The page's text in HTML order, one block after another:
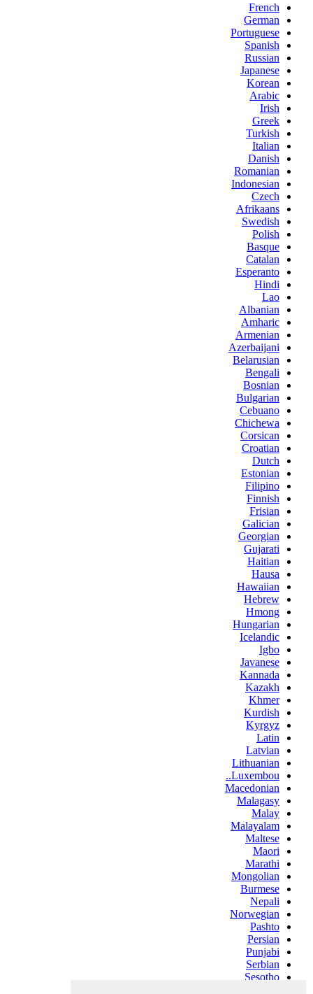
French
German
Portuguese
Spanish
Russian
Japanese
Korean
Arabic
Irish
Greek
Turkish
Italian
Danish
Romanian
Indonesian
Czech
Afrikaans
Swedish
Polish
Basque
Catalan
Esperanto
Hindi
Lao
Albanian
Amharic
Armenian
Azerbaijani
Belarusian
Bengali
Bosnian
Bulgarian
Cebuano
Chichewa
Corsican
Croatian
Dutch
Estonian
Filipino
Finnish
Frisian
Galician
Georgian
Gujarati
Haitian
Hausa
Hawaiian
Hebrew
Hmong
Hungarian
Icelandic
Igbo
Javanese
Kannada
Kazakh
Khmer
Kurdish
Kyrgyz
Latin
Latvian
Lithuanian
Luxembou..
Macedonian
Malagasy
Malay
Malayalam
Maltese
Maori
Marathi
Mongolian
Burmese
Nepali
Norwegian
Pashto
Persian
Punjabi
Serbian
Sesotho